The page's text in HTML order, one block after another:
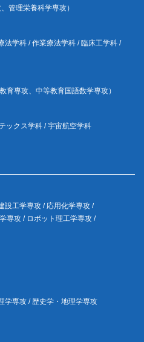
管理栄養科学専攻）
法学科 / 作業療法学科 / 臨床工学科 /
育専攻、中等教育国語数学専攻）
ックス学科 / 宇宙航空学科
設工学専攻 / 応用化学専攻 /
専攻 / ロボット理工学専攻 /
学専攻 / 歴史学・地理学専攻